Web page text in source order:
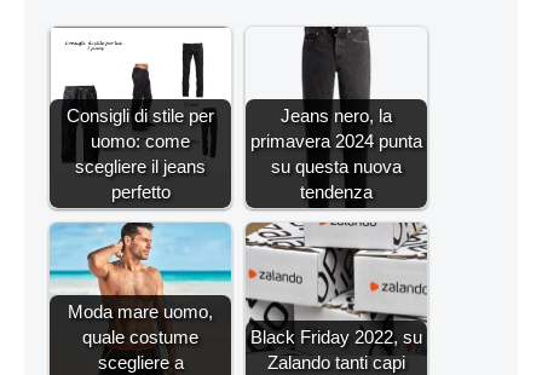
Consigli di stile per
uomo: come
scegliere il jeans
perfetto
Jeans nero, la
primavera 2024 punta
su questa nuova
tendenza
Moda mare uomo,
quale costume
scegliere a
Black Friday 2022, su
Zalando tanti capi